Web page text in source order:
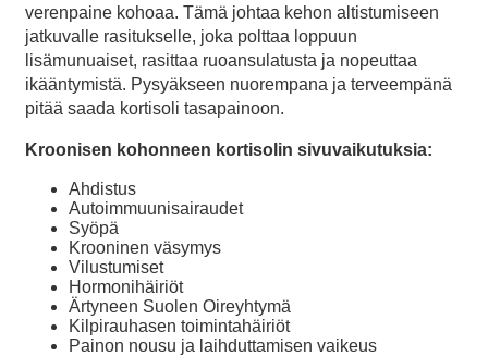
verenpaine kohoaa. Tämä johtaa kehon altistumiseen
jatkuvalle rasitukselle, joka polttaa loppuun
lisämunuaiset, rasittaa ruoansulatusta ja nopeuttaa
ikääntymistä. Pysyäkseen nuorempana ja terveempänä
pitää saada kortisoli tasapainoon.
Kroonisen kohonneen kortisolin sivuvaikutuksia:
Ahdistus
Autoimmuunisairaudet
Syöpä
Krooninen väsymys
Vilustumiset
Hormonihäiriöt
Ärtyneen Suolen Oireyhtymä
Kilpirauhasen toimintahäiriöt
Painon nousu ja laihduttamisen vaikeus